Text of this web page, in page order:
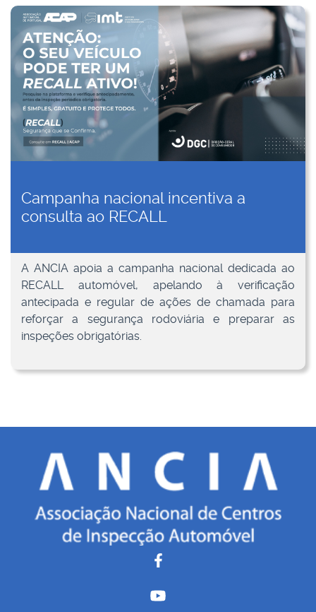
Campanha nacional incentiva a
consulta ao RECALL
A ANCIA apoia a campanha nacional dedicada ao
RECALL automóvel, apelando à verificação
antecipada e regular de ações de chamada para
reforçar a segurança rodoviária e preparar as
inspeções obrigatórias.